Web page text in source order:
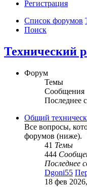
Регистрация
Список форумов
Поиск
Технический
Форум
Темы
Сообщения
Последнее
Общий
Все вопросы,
форумов (ниже).
41 Темы
444
Последнее
Dgoni55
18 фев